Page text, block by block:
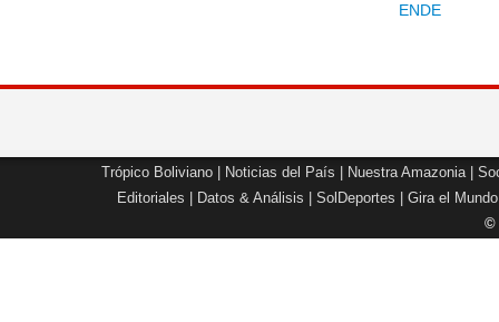
ENDE
Trópico Boliviano Noticias del País Nuestra Amazonia|
Editoriales
Datos & Análisis SolDeportes Gira el Mundo
©